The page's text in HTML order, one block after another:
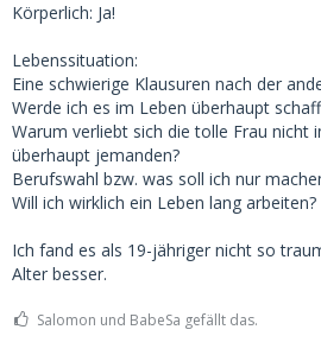
Körperlich: Ja!
Lebenssituation:
Eine schwierige Klausuren nach der
Werde ich es im Leben überhaupt
Warum verliebt sich die tolle Frau nicht
überhaupt jemanden?
Berufswahl bzw. was soll ich nur
Will ich wirklich ein Leben lang arbeiten?
Ich fand es als 19-jähriger nicht so
Alter besser.
Salomon und BabeSa gefällt das.